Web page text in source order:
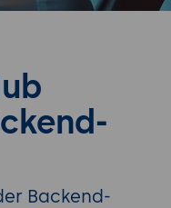
Backend-